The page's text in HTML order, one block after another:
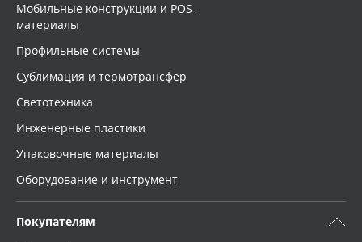
Мобильные конструкции и POS-
материалы
Профильные системы
Сублимация и термотрансфер
Светотехника
Инженерные пластики
Упаковочные материалы
Оборудование и инструмент
Покупателям